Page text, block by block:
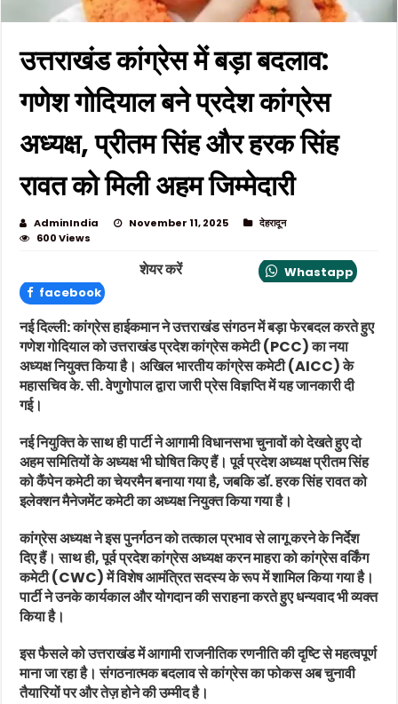
उत्तराखंड कांग्रेस में बड़ा बदलाव:
गणेश गोदियाल बने प्रदेश कांग्रेस
अध्यक्ष, प्रीतम सिंह और हरक सिंह
रावत को मिली अहम जिम्मेदारी
AdminIndia November 11, 2025
देहरादून
600 Views
शेयर करें
Whastapp
facebook
नई दिल्ली: कांग्रेस हाईकमान ने उत्तराखंड संगठन में बड़ा फेरबदल करते हुए
गणेश गोदियाल को उत्तराखंड प्रदेश कांग्रेस कमेटी (PCC) का नया
अध्यक्ष नियुक्त किया है। अखिल भारतीय कांग्रेस कमेटी (AICC) के
महासचिव के. सी. वेणुगोपाल द्वारा जारी प्रेस विज्ञप्ति में यह जानकारी दी
गई।
नई नियुक्ति के साथ ही पार्टी ने आगामी विधानसभा चुनावों को देखते हुए दो
अहम समितियों के अध्यक्ष भी घोषित किए हैं। पूर्व प्रदेश अध्यक्ष प्रीतम सिंह
को कैंपेन कमेटी का चेयरमैन बनाया गया है, जबकि डॉ. हरक सिंह रावत को
इलेक्शन मैनेजमेंट कमेटी का अध्यक्ष नियुक्त किया गया है।
कांग्रेस अध्यक्ष ने इस पुनर्गठन को तत्काल प्रभाव से लागू करने के निर्देश
दिए हैं। साथ ही, पूर्व प्रदेश कांग्रेस अध्यक्ष करन माहरा को कांग्रेस वर्किंग
कमेटी (CWC) में विशेष आमंत्रित सदस्य के रूप में शामिल किया गया है।
पार्टी ने उनके कार्यकाल और योगदान की सराहना करते हुए धन्यवाद भी व्यक्त
किया है।
इस फैसले को उत्तराखंड में आगामी राजनीतिक रणनीति की दृष्टि से महत्वपूर्ण
माना जा रहा है। संगठनात्मक बदलाव से कांग्रेस का फोकस अब चुनावी
तैयारियों पर और तेज़ होने की उम्मीद है।